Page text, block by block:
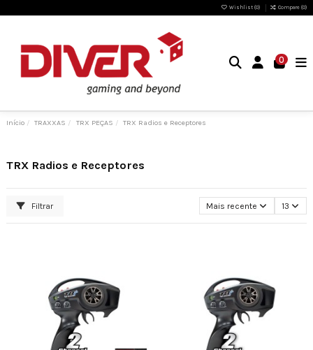
Wishlist (0) Compare (0)
0
Início TRAXXAS TRX PEÇAS TRX Radios e Receptores
TRX Radios e Receptores
Filtrar Mais recente 13